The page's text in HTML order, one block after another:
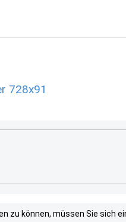
728x91
zu können, müssen Sie sich